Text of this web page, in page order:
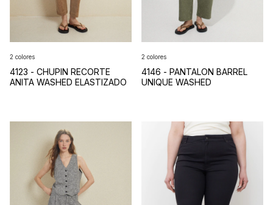
4123 - CHUPIN RECORTE
ANITA WASHED ELASTIZADO
2 colores
4146 - PANTALON BARREL
UNIQUE WASHED
2 colores